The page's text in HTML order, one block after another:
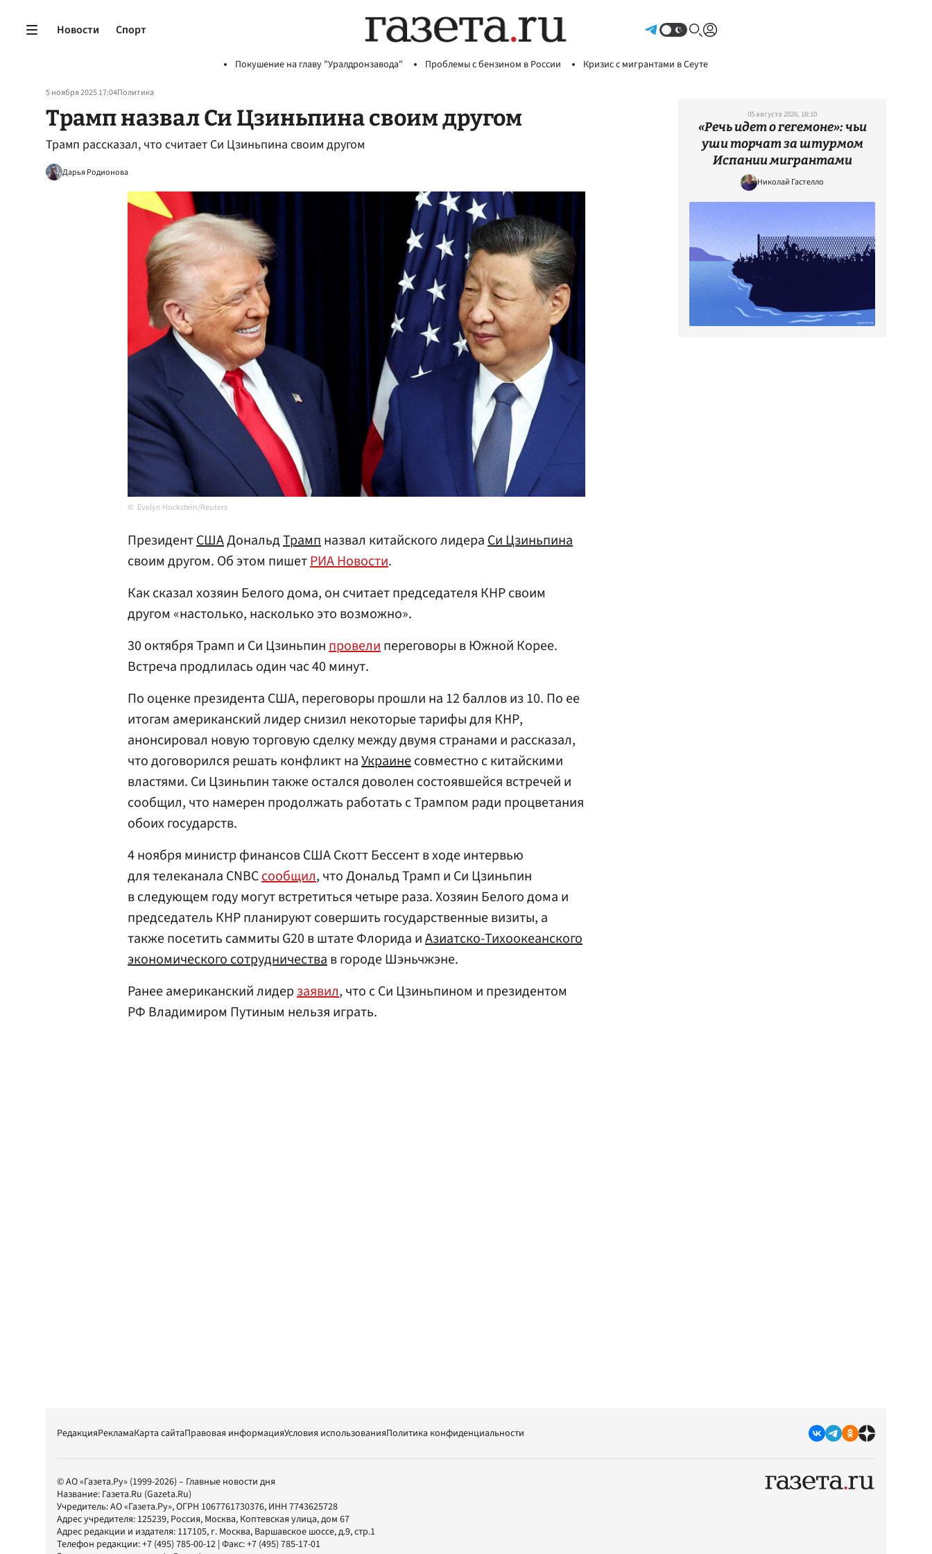
Новости Спорт
Покушение на главу "Уралдронзавода" Проблемы с бензином в России Кризис с мигрантами в Сеуте
5 ноября 2025 17:04Политика
Трамп назвал Си Цзиньпина своим другом
Трамп рассказал, что считает Си Цзиньпина своим другом
Дарья Родионова
Evelyn Hockstein/Reuters
ПрезидентСШАДональдТрампназвал китайского лидераСи Цзиньпина
своим другом. Об этом пишетРИА Новости.
Как сказал хозяин Белого дома, он считает председателя КНР своим
другом «настолько, насколько это возможно».
30 октября Трамп и Си Цзиньпинпровелипереговоры в Южной Корее.
Встреча продлилась один час 40 минут.
По оценке президента США, переговоры прошли на 12 баллов из 10. По ее
итогам американский лидер снизил некоторые тарифы для КНР,
анонсировал новую торговую сделку между двумя странами и рассказал,
что договорился решать конфликт наУкраинесовместно с китайскими
властями. Си Цзиньпин также остался доволен состоявшейся встречей и
сообщил, что намерен продолжать работать с Трампом ради процветания
обоих государств.
4 ноября министр финансов США Скотт Бессент в ходе интервью
для телеканала CNBCсообщил, что Дональд Трамп и Си Цзиньпин
в следующем году могут встретиться четыре раза. Хозяин Белого дома и
председатель КНР планируют совершить государственные визиты, а
также посетить саммиты G20 в штате Флорида иАзиатско-Тихоокеанского
экономического сотрудничествав городе Шэньчжэне.
Ранее американский лидерзаявил, что с Си Цзиньпином и президентом
РФ Владимиром Путиным нельзя играть.
05 августа 2026, 18:10
«Речь идет о гегемоне»: чьи
уши торчат за штурмом
Испании мигрантами
Николай Гастелло
РедакцияРекламаКарта сайтаПравовая информацияУсловия использованияПолитика конфиденциальности
© АО «Газета.Ру» (1999-2026) – Главные новости дня
Название: Газета.Ru (Gazeta.Ru)
Учредитель:АО «Газета.Ру», ОГРН 1067761730376, ИНН 7743625728
Адрес учредителя: 125239, Россия, Москва, Коптевская улица, дом 67
Адрес редакции и издателя: 117105, г. Москва, Варшавское шоссе, д.9, стр.1
Телефон редакции:+7 (495) 785-00-12 | Факс:+7 (495) 785-17-01